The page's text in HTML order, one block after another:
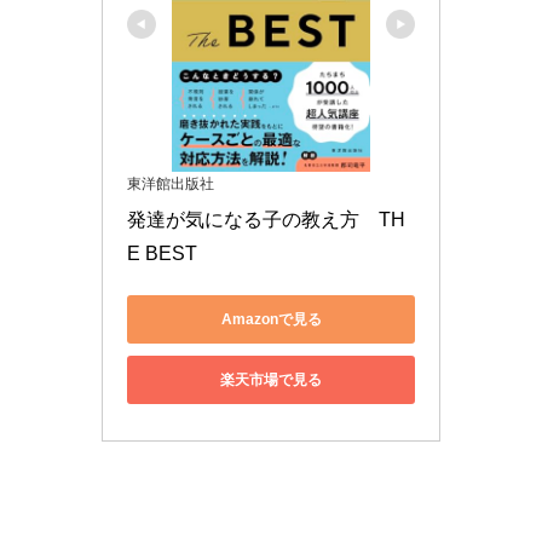
東洋館出版社
発達が気になる子の教え方　TH
E BEST
Amazonで見る
楽天市場で見る